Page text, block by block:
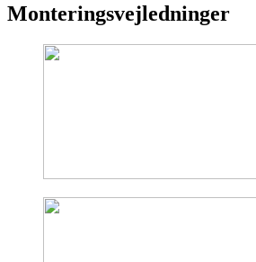
Monteringsvejledninger